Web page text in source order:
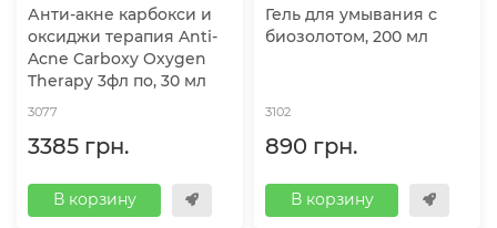
Анти-акне карбокси и
оксиджи терапия Anti-
Acne Carboxy Oxygen
Therapy 3фл по, 30 мл
3077
3385 грн.
В корзину
Гель для умывания с
биозолотом, 200 мл
3102
890 грн.
В корзину